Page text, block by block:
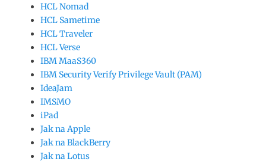
HCL Nomad
HCL Sametime
HCL Traveler
HCL Verse
IBM MaaS360
IBM Security Verify Privilege Vault (PAM)
IdeaJam
IMSMO
iPad
Jak na Apple
Jak na BlackBerry
Jak na Lotus